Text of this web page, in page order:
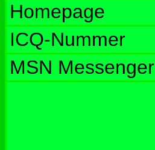
Homepage
ICQ-Nummer
MSN Messenger